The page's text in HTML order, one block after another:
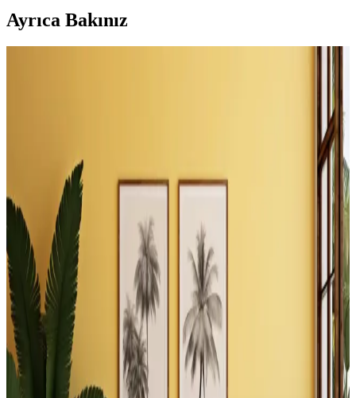
Ayrıca Bakınız
yaratıcı çözümlerle işlevsel ve estetik hale getirilebilir. Depolama
Evde Şömine Yanı Boşluklarını Fonksiyonel ve
Estetik Şekilde Değerlendirme Yöntemleri
Şömine yanındaki boşluklar, raf sistemleri, dekoratif odun
düzenlemeleri ve özel mobilyalarla hem fonksiyonel hem estetik
hale getirilebilir. Alternatif kullanım önerileri ve dikkat edilmesi
gerekenler ele alınmıştır.
Balkon ve Teras Alanlarında İşlevsel ve Yaratıcı
Kullanım Önerileri
Balkon ve teraslarda barbeküden bitkilendirmeye, depolamadan
eğlence alanlarına kadar işlevsel ve estetik düzenlemelerle alanınızı
çok yönlü kullanabilirsiniz.